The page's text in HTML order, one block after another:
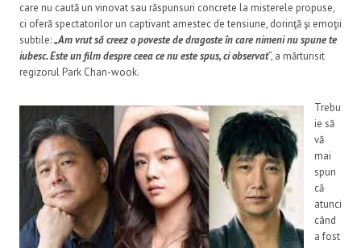
care nu caută un vinovat sau răspunsuri concrete la misterele propuse,
ci oferă spectatorilor un captivant amestec de tensiune, dorinţă şi emoţii
subtile:„Am vrut să creez o poveste de dragoste în care nimeni nu spune te
iubesc. Este un film despre ceea ce nu este spus, ci observat”, a mărturisit
regizorul Park Chan-wook.
Trebu
ie să
vă
mai
spun
că
atunci
când
a fost